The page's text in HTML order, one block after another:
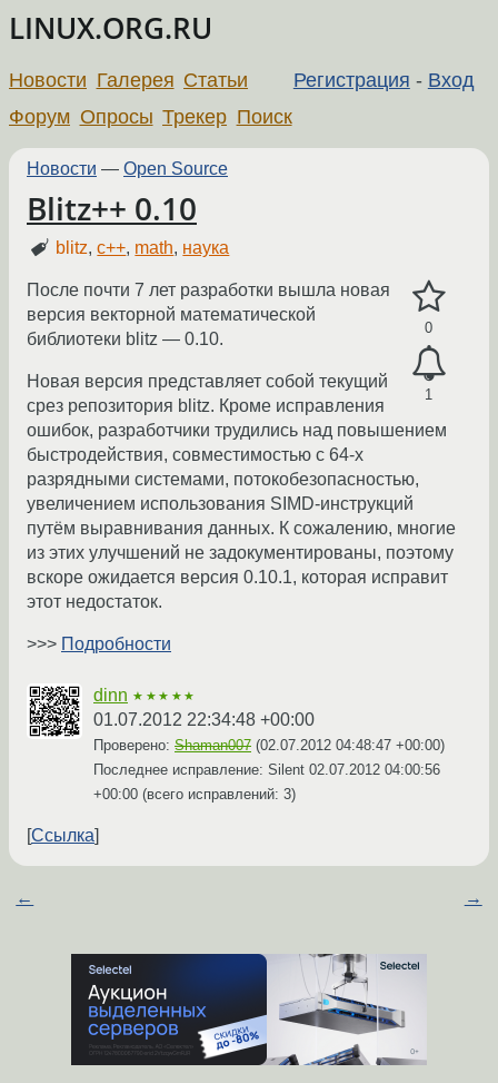
LINUX.ORG.RU
Регистрация - Вход
Новости Галерея Статьи
Форум Опросы Трекер Поиск
Новости — Open Source
Blitz++ 0.10
blitz,c++, math, наука
0
1
После почти 7 лет разработки вышла новая
версия векторной математической
библиотеки blitz — 0.10.
Новая версия представляет собой текущий
срез репозитория blitz. Кроме исправления
ошибок, разработчики трудились над повышением
быстродействия, совместимостью с 64-х
разрядными системами, потокобезопасностью,
увеличением использования SIMD-инструкций
путём выравнивания данных. К сожалению, многие
из этих улучшений не задокументированы, поэтому
вскоре ожидается версия 0.10.1, которая исправит
этот недостаток.
>>> Подробности
dinn ★★★★★
01.07.2012 22:34:48 +00:00
Проверено: Shaman007 (02.07.2012 04:48:47 +00:00)
Последнее исправление: Silent 02.07.2012 04:00:56
+00:00 (всего исправлений: 3)
Ссылка
← →